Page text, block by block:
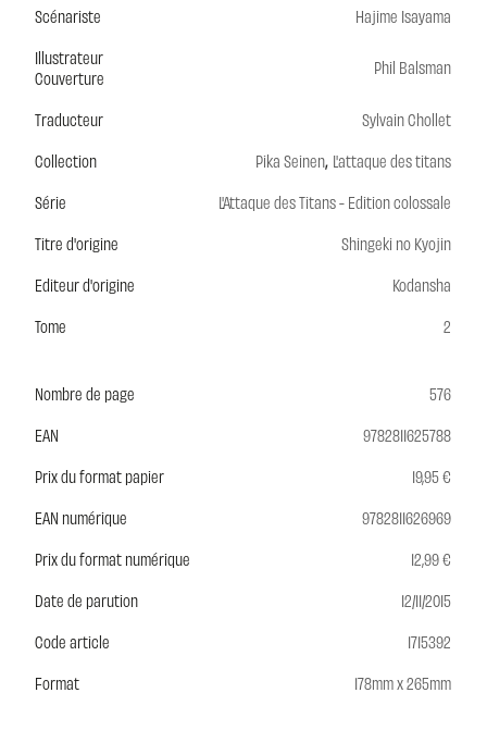
Scénariste
Hajime Isayama
Illustrateur
Couverture
Phil Balsman
Traducteur
Sylvain Chollet
Collection
Pika Seinen, L'attaque des titans
Série
L'Attaque des Titans - Edition colossale
Titre d'origine
Shingeki no Kyojin
Editeur d'origine
Kodansha
Tome
2
Nombre de page
576
EAN
9782811625788
Prix du format papier
19,95 €
EAN numérique
9782811626969
Prix du format numérique
12,99 €
Date de parution
12/11/2015
Code article
1715392
Format
178mm x 265mm